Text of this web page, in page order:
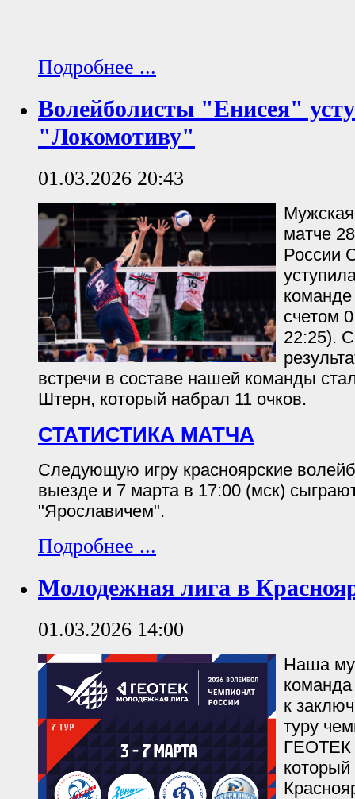
Подробнее ...
Волейболисты "Енисея"
"Локомотиву"
01.03.2026 20:43
матче
России
счетом
22:25).
встречи в составе нашей команды
Штерн, который набрал 11 очков.
СТАТИСТИКА МАТЧА
Следующую игру красноярские
выезде и 7 марта в 17:00 (мск)
"Ярославичем".
Подробнее ...
Молодежная лига в
01.03.2026 14:00
Наша
команда
к
туру
ГЕОТЕК